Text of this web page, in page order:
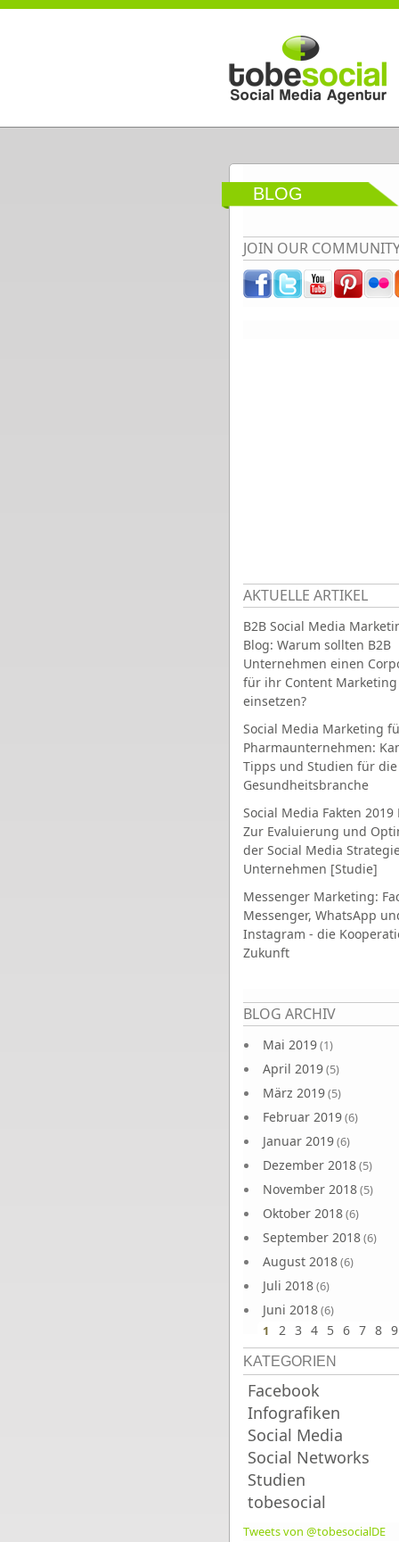
Direkt zum Inhalt
BLOG
JOIN OUR
AKTUELLE ARTIKEL
B2B Social Media
Blog: Warum sollten B2B
Unternehmen einen
für ihr Content Marketing
einsetzen?
Social Media Marketing
Pharmaunternehmen:
Tipps und Studien für die
Gesundheitsbranche
Social Media Fakten 2019
Zur Evaluierung und
der Social Media
Unternehmen [Studie]
Messenger Marketing:
Messenger, WhatsApp
Instagram - die
Zukunft
BLOG ARCHIV
Mai 2019(1)
April 2019(5)
März 2019(5)
Februar 2019(6)
Januar 2019(6)
Dezember 2018(5)
November 2018(5)
Oktober 2018(6)
September 2018(6)
August 2018(6)
Juli 2018(6)
Juni 2018(6)
Seiten
1 2 3 4 5 6 7 8 9
KATEGORIEN
Facebook
Infografiken
Social Media
Social Networks
Studien
tobesocial
Tweets von @tobesocialDE